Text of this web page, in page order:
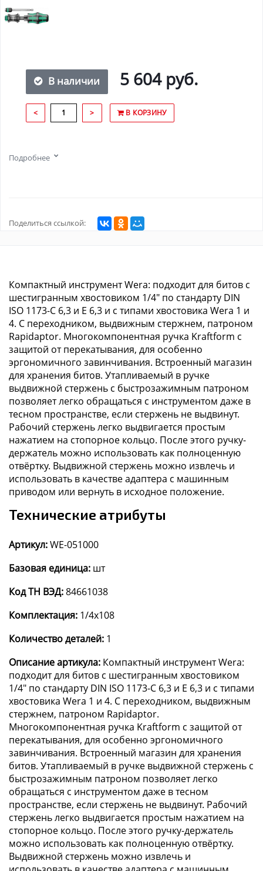
В наличии 5 604 руб.
< > В КОРЗИНУ
Подробнее
Поделиться ссылкой:
Компактный инструмент Wera: подходит для битов с
шестигранным хвостовиком 1/4" по стандарту DIN
ISO 1173-C 6,3 и E 6,3 и с типами хвостовика Wera 1 и
4. С переходником, выдвижным стержнем, патроном
Rapidaptor. Многокомпонентная ручка Kraftform с
защитой от перекатывания, для особенно
эргономичного завинчивания. Встроенный магазин
для хранения битов. Утапливаемый в ручке
выдвижной стержень с быстрозажимным патроном
позволяет легко обращаться с инструментом даже в
тесном пространстве, если стержень не выдвинут.
Рабочий стержень легко выдвигается простым
нажатием на стопорное кольцо. После этого ручку-
держатель можно использовать как полноценную
отвёртку. Выдвижной стержень можно извлечь и
использовать в качестве адаптера с машинным
приводом или вернуть в исходное положение.
Технические атрибуты
Артикул:WE-051000
Базовая единица: шт
Код ТН ВЭД:84661038
Комплектация: 1/4x108
Количество деталей: 1
Описание артикула: Компактный инструмент Wera:
подходит для битов с шестигранным хвостовиком
1/4" по стандарту DIN ISO 1173-C 6,3 и E 6,3 и с типами
хвостовика Wera 1 и 4. С переходником, выдвижным
стержнем, патроном Rapidaptor.
Многокомпонентная ручка Kraftform с защитой от
перекатывания, для особенно эргономичного
завинчивания. Встроенный магазин для хранения
битов. Утапливаемый в ручке выдвижной стержень с
быстрозажимным патроном позволяет легко
обращаться с инструментом даже в тесном
пространстве, если стержень не выдвинут. Рабочий
стержень легко выдвигается простым нажатием на
стопорное кольцо. После этого ручку-держатель
можно использовать как полноценную отвёртку.
Выдвижной стержень можно извлечь и